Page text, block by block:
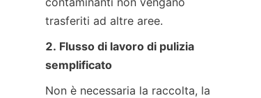
trasferiti ad altre aree.
2. Flusso di lavoro di pulizia
semplificato
Non è necessaria la raccolta, la